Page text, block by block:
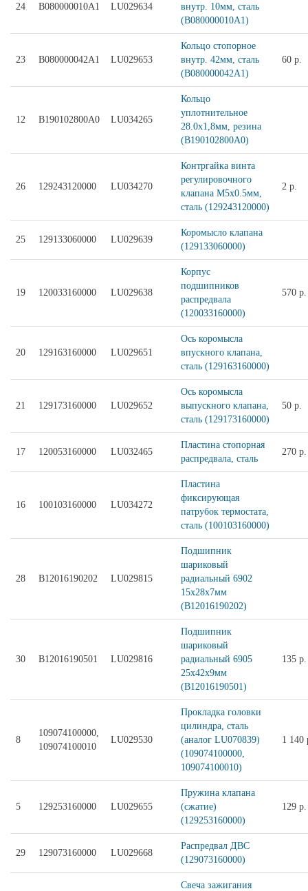
24 B080000010A1 LU029634
внутр. 10мм, сталь
(B080000010A1)
23 B080000042A1 LU029653
Кольцо стопорное
внутр. 42мм, сталь
(B080000042A1)
60 р.
12 B190102800A0 LU034265
Кольцо
уплотнительное
28.0x1,8мм, резина
(B190102800A0)
26 129243120000 LU034270
Контргайка винта
регулировочного
клапана М5x0.5мм,
сталь (129243120000)
2 р.
25 129133060000 LU029639
Коромысло клапана
(129133060000)
19 120033160000 LU029638
Корпус
подшипников
распредвала
(120033160000)
570 р.
20 129163160000 LU029651
Ось коромысла
впускного клапана,
сталь (129163160000)
21 129173160000 LU029652
Ось коромысла
выпускного клапана,
сталь (129173160000)
50 р.
17 120053160000 LU032465
Пластина стопорная
распредвала, сталь
270 р.
16 100103160000 LU034272
Пластина
фиксирующая
патрубок термостата,
сталь (100103160000)
28 B12016190202 LU029815
Подшипник
шариковый
радиальный 6902
15х28х7мм
(B12016190202)
30 B12016190501 LU029816
Подшипник
шариковый
радиальный 6905
25х42х9мм
(B12016190501)
135 р.
8
109074100000,
109074100010
LU029530
Прокладка головки
цилиндра, сталь
(аналог LU070839)
(109074100000,
109074100010)
1 140
5 129253160000 LU029655
Пружина клапана
(сжатие)
(129253160000)
129 р.
29 129073160000 LU029668
Распредвал ДВС
(129073160000)
Свеча зажигания